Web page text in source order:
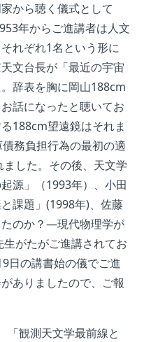
から聴く儀式として
年からご進講者は人文
れぞれ1名という形に
文台長が「最近の宇宙
辞表を胸に岡山188cm
話になったと聴いてお
188cm望遠鏡はそれま
務負担行為の最初の適
した。その後、天文学
源」（1993年）、小田
課題」(1998年)、佐藤
のか？―現代物理学が
がたがご進講されてお
日の講書始の儀でご進
ありましたので、ご報
「観測天文学最前線と